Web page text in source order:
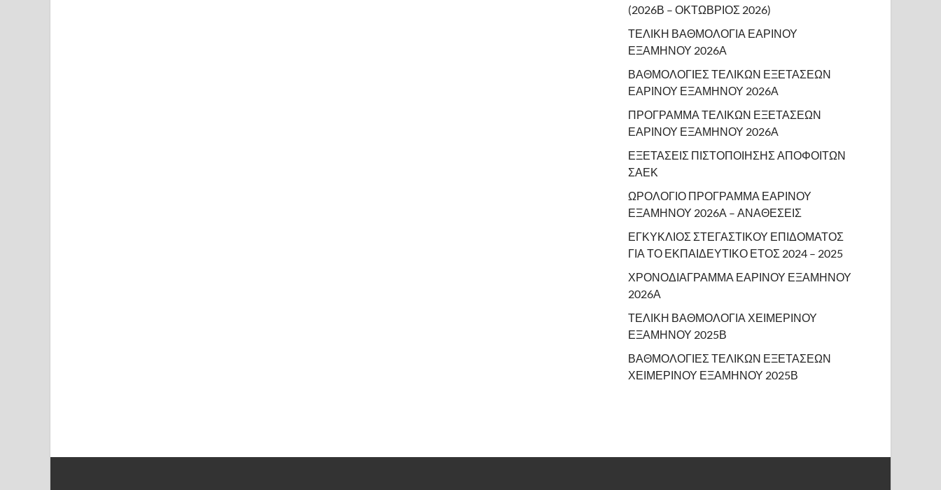
(2026Β – ΟΚΤΩΒΡΙΟΣ 2026)
ΤΕΛΙΚΗ ΒΑΘΜΟΛΟΓΙΑ ΕΑΡΙΝΟΥ
ΕΞΑΜΗΝΟΥ 2026Α
ΒΑΘΜΟΛΟΓΙΕΣ ΤΕΛΙΚΩΝ ΕΞΕΤΑΣΕΩΝ
ΕΑΡΙΝΟΥ ΕΞΑΜΗΝΟΥ 2026Α
ΠΡΟΓΡΑΜΜΑ ΤΕΛΙΚΩΝ ΕΞΕΤΑΣΕΩΝ
ΕΑΡΙΝΟΥ ΕΞΑΜΗΝΟΥ 2026Α
ΕΞΕΤΑΣΕΙΣ ΠΙΣΤΟΠΟΙΗΣΗΣ ΑΠΟΦΟΙΤΩΝ
ΣΑΕΚ
ΩΡΟΛΟΓΙΟ ΠΡΟΓΡΑΜΜΑ ΕΑΡΙΝΟΥ
ΕΞΑΜΗΝΟΥ 2026Α – ΑΝΑΘΕΣΕΙΣ
ΕΓΚΥΚΛΙΟΣ ΣΤΕΓΑΣΤΙΚΟΥ ΕΠΙΔΟΜΑΤΟΣ
ΓΙΑ ΤΟ ΕΚΠΑΙΔΕΥΤΙΚΟ ΕΤΟΣ 2024 – 2025
ΧΡΟΝΟΔΙΑΓΡΑΜΜΑ ΕΑΡΙΝΟΥ ΕΞΑΜΗΝΟΥ
2026Α
ΤΕΛΙΚΗ ΒΑΘΜΟΛΟΓΙΑ ΧΕΙΜΕΡΙΝΟΥ
ΕΞΑΜΗΝΟΥ 2025Β
ΒΑΘΜΟΛΟΓΙΕΣ ΤΕΛΙΚΩΝ ΕΞΕΤΑΣΕΩΝ
ΧΕΙΜΕΡΙΝΟΥ ΕΞΑΜΗΝΟΥ 2025Β